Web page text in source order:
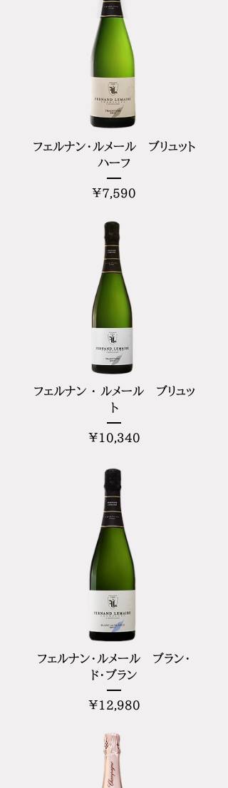
フェルナン・ルメール ブリュット
ハーフ
¥7,590
フェルナン ・ ルメール ブリュッ
ト
¥10,340価
フェルナン・ルメール ブラン・
ド・ブラン
¥12,980価